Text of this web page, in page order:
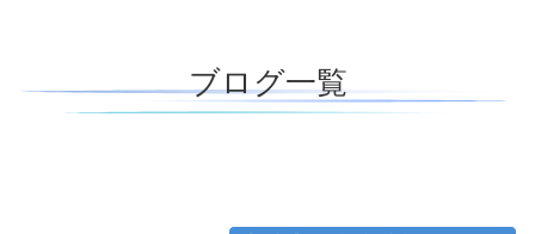
ブログ一覧